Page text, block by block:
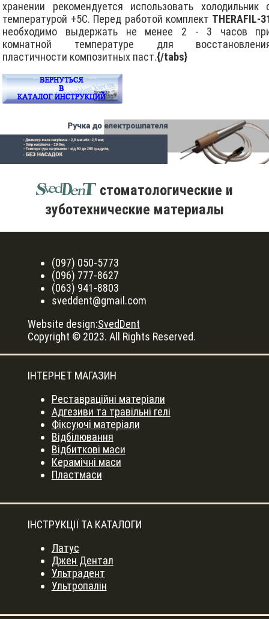
хранении рекомендуется использовать холодильник
температурой +5С. Перед работой комплект THERAFIL-
необходимо выдержать не менее 2 - 3 часов
комнатной температуре для
пластичности композитных паст.{/tabs}
стоматологические и
зуботехнические материалы
(097) 050-5773
(096) 777-8627
(063) 941-8803
sveddent@gmail.com
Website design:SvedDent
Copyright © 2023. All Rights Reserved.
ІНТЕРНЕТ МАГАЗИН
Реставраційні матеріали
Адгезиви та травільні гелі
Фіксуючі матеріали
Відбілювання
Відбиткові маси
Керамічні маси
Пластмаси
ІНСТРУКЦІЇ ТА КАТАЛОГИ
Латус
Джен Дентал
Ультрадент
Ультропалін